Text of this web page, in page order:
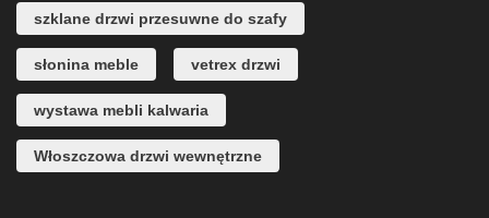
szklane drzwi przesuwne do szafy
słonina meble vetrex drzwi
wystawa mebli kalwaria
Włoszczowa drzwi wewnętrzne